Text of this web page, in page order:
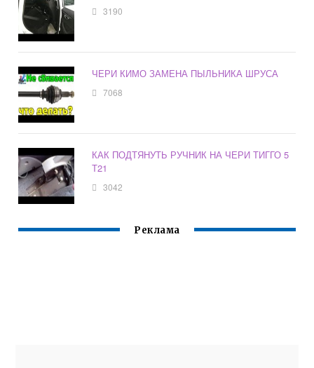
3190
ЧЕРИ КИМО ЗАМЕНА ПЫЛЬНИКА ШРУСА
7068
КАК ПОДТЯНУТЬ РУЧНИК НА ЧЕРИ ТИГГО 5
Т21
3042
Реклама